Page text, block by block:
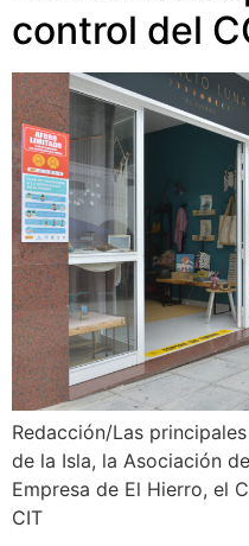
control del
Redacción/Las
de la Isla, la Asociación
Empresa de El Hierro, el
CIT